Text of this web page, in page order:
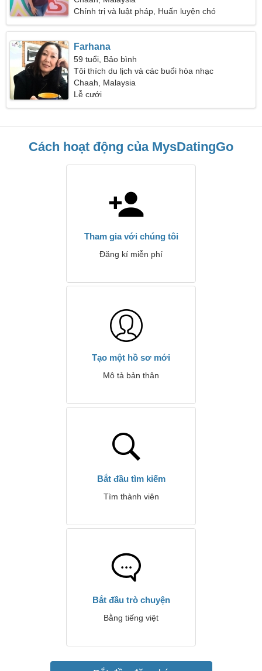
Chính trị và luật pháp, Huấn luyện chó
Farhana
59 tuổi, Bảo bình
Tôi thích du lịch và các buổi hòa nhạc
Chaah, Malaysia
Lễ cưới
Cách hoạt động của MysDatingGo
Tham gia với chúng tôi
Đăng kí miễn phí
Tạo một hồ sơ mới
Mô tả bản thân
Bắt đầu tìm kiếm
Tìm thành viên
Bắt đầu trò chuyện
Bằng tiếng việt